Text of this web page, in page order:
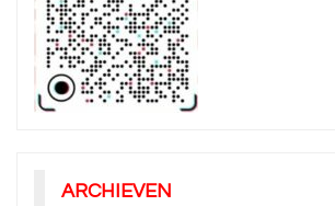
ARCHIEVEN